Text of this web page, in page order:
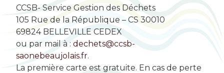
CCSB- Service Gestion des Déchets
105 Rue de la République – CS 30010
69824 BELLEVILLE CEDEX
ou par mail à :dechets@ccsb-
saonebeaujolais.fr.
La première carte est gratuite. En cas de perte